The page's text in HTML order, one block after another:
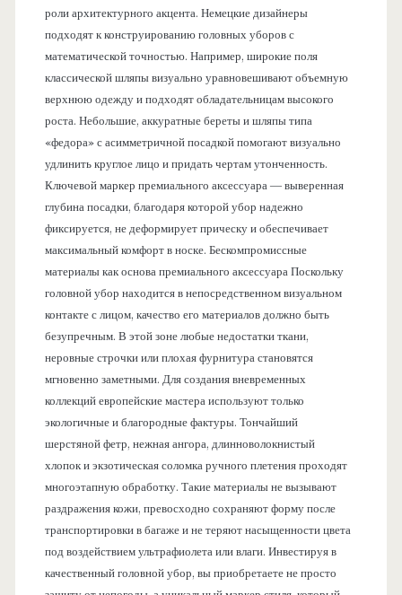
роли архитектурного акцента. Немецкие дизайнеры
подходят к конструированию головных уборов с
математической точностью. Например, широкие поля
классической шляпы визуально уравновешивают объемную
верхнюю одежду и подходят обладательницам высокого
роста. Небольшие, аккуратные береты и шляпы типа
«федора» с асимметричной посадкой помогают визуально
удлинить круглое лицо и придать чертам утонченность.
Ключевой маркер премиального аксессуара — выверенная
глубина посадки, благодаря которой убор надежно
фиксируется, не деформирует прическу и обеспечивает
максимальный комфорт в носке. Бескомпромиссные
материалы как основа премиального аксессуара Поскольку
головной убор находится в непосредственном визуальном
контакте с лицом, качество его материалов должно быть
безупречным. В этой зоне любые недостатки ткани,
неровные строчки или плохая фурнитура становятся
мгновенно заметными. Для создания вневременных
коллекций европейские мастера используют только
экологичные и благородные фактуры. Тончайший
шерстяной фетр, нежная ангора, длинноволокнистый
хлопок и экзотическая соломка ручного плетения проходят
многоэтапную обработку. Такие материалы не вызывают
раздражения кожи, превосходно сохраняют форму после
транспортировки в багаже и не теряют насыщенности цвета
под воздействием ультрафиолета или влаги. Инвестируя в
качественный головной убор, вы приобретаете не просто